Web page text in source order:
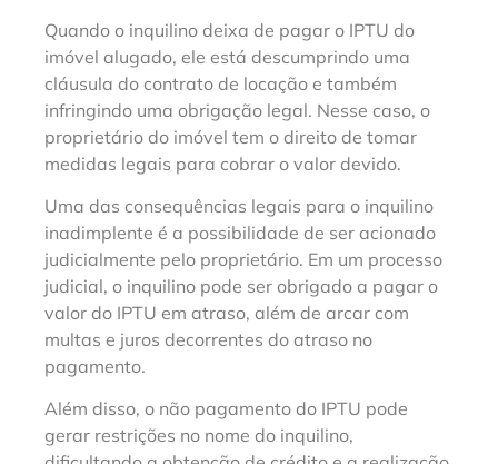
Quando o inquilino deixa de pagar o IPTU do
imóvel alugado, ele está descumprindo uma
cláusula do contrato de locação e também
infringindo uma obrigação legal. Nesse caso, o
proprietário do imóvel tem o direito de tomar
medidas legais para cobrar o valor devido.
Uma das consequências legais para o inquilino
inadimplente é a possibilidade de ser acionado
judicialmente pelo proprietário. Em um processo
judicial, o inquilino pode ser obrigado a pagar o
valor do IPTU em atraso, além de arcar com
multas e juros decorrentes do atraso no
pagamento.
Além disso, o não pagamento do IPTU pode
gerar restrições no nome do inquilino,